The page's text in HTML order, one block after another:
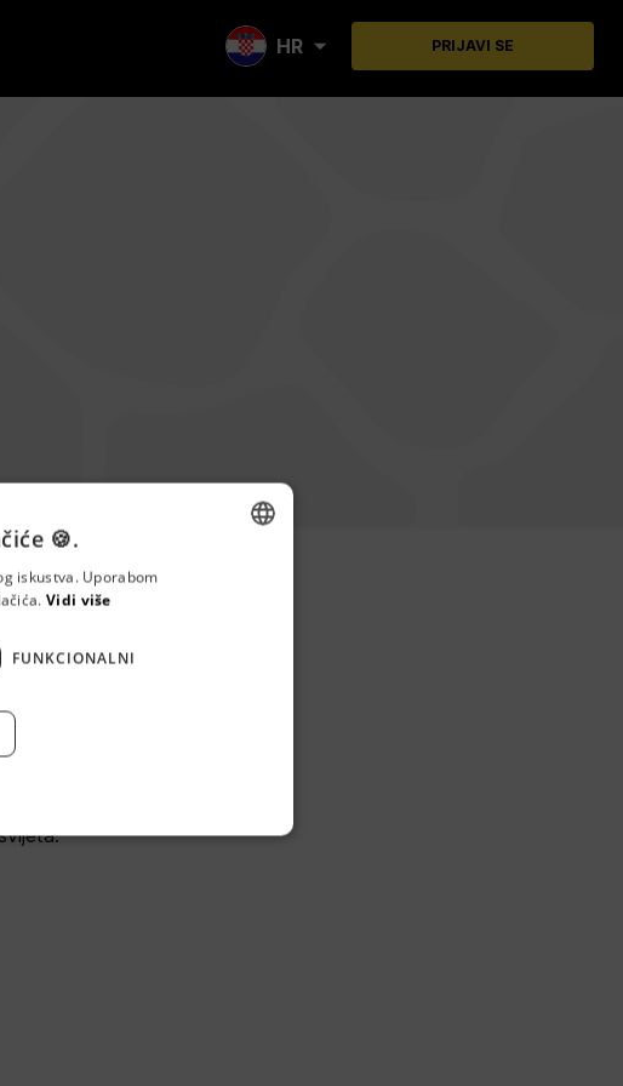
PRIJAVI SE
HR
klijenata. Glavni alat koji
Work The Work. To je ujedno
🍪.
iskustva. Uporabom
Vidi više
FUNKCIONALNI